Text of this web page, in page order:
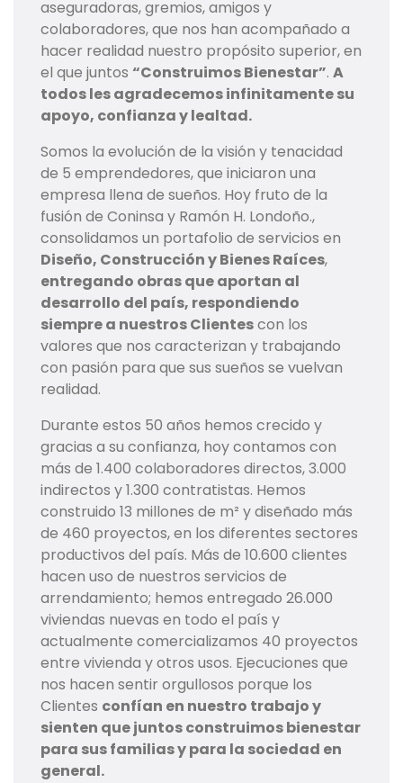
aseguradoras, gremios, amigos y
colaboradores, que nos han acompañado a
hacer realidad nuestro propósito superior, en
el que juntos “Construimos Bienestar”. A
todos les agradecemos infinitamente su
apoyo, confianza y lealtad.
Somos la evolución de la visión y tenacidad
de 5 emprendedores, que iniciaron una
empresa llena de sueños. Hoy fruto de la
fusión de Coninsa y Ramón H. Londoño.,
consolidamos un portafolio de servicios en
Diseño, Construcción y Bienes Raíces,
entregando obras que aportan al
desarrollo del país, respondiendo
siempre a nuestros Clientescon los
valores que nos caracterizan y trabajando
con pasión para que sus sueños se vuelvan
realidad.
Durante estos 50 años hemos crecido y
gracias a su confianza, hoy contamos con
más de 1.400 colaboradores directos, 3.000
indirectos y 1.300 contratistas. Hemos
construido 13 millones de m² y diseñado más
de 460 proyectos, en los diferentes sectores
productivos del país. Más de 10.600 clientes
hacen uso de nuestros servicios de
arrendamiento; hemos entregado 26.000
viviendas nuevas en todo el país y
actualmente comercializamos 40 proyectos
entre vivienda y otros usos. Ejecuciones que
nos hacen sentir orgullosos porque los
Clientes confían en nuestro trabajo y
sienten que juntos construimos bienestar
para sus familias y para la sociedad en
general.